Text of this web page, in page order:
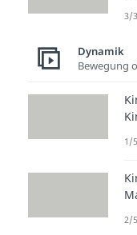
3/
Dynamik
Bewegung
1/
2/